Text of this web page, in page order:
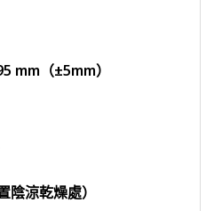
mm（±5mm）
涼乾燥處）